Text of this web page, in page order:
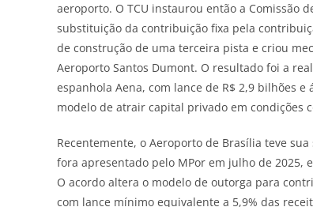
aeroporto. O TCU instaurou então a Comissão
substituição da contribuição fixa pela
de construção de uma terceira pista e criou
Aeroporto Santos Dumont. O resultado foi a
espanhola Aena, com lance de R$ 2,9 bilhões
modelo de atrair capital privado em condições
Recentemente, o Aeroporto de Brasília teve
fora apresentado pelo MPor em julho de 2025,
O acordo altera o modelo de outorga para
com lance mínimo equivalente a 5,9% das